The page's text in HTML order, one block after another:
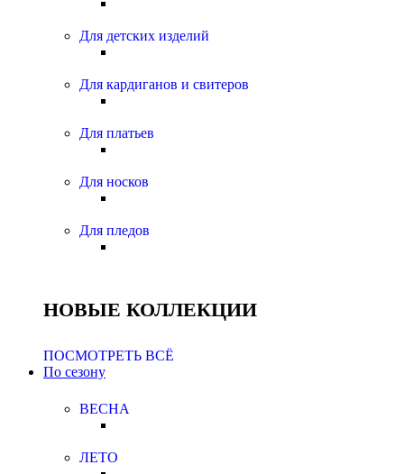
Для детских изделий
Для кардиганов и свитеров
Для платьев
Для носков
Для пледов
НОВЫЕ КОЛЛЕКЦИИ
ПОСМОТРЕТЬ ВСЁ
По сезону
ВЕСНА
ЛЕТО